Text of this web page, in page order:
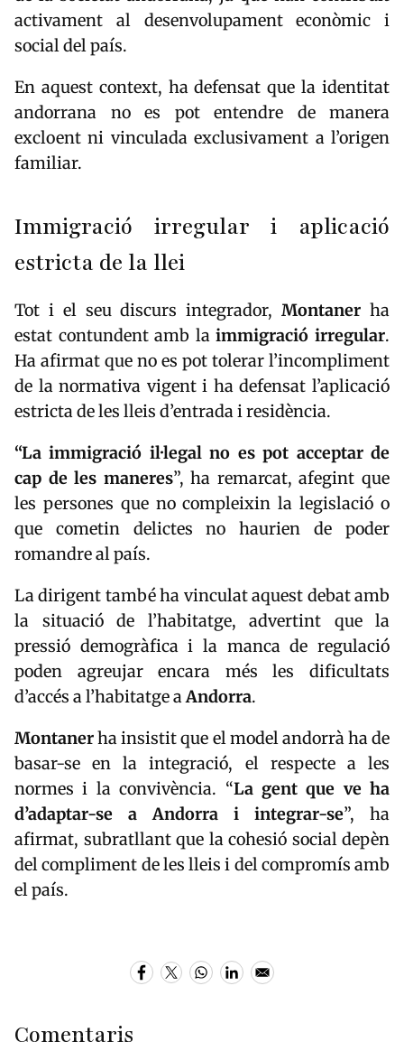
activament al desenvolupament econòmic i
social del país.
En aquest context, ha defensat que la identitat
andorrana no es pot entendre de manera
excloent ni vinculada exclusivament a l’origen
familiar.
Immigració irregular i aplicació
estricta de la llei
Tot i el seu discurs integrador,Montaner ha
estat contundent amb laimmigració irregular.
Ha afirmat que no es pot tolerar l’incompliment
de la normativa vigent i ha defensat l’aplicació
estricta de les lleis d’entrada i residència.
“La immigració il·legal no es pot acceptar de
cap de les maneres”, ha remarcat, afegint que
les persones que no compleixin la legislació o
que cometin delictes no haurien de poder
romandre al país.
La dirigent també ha vinculat aquest debat amb
la situació de l’habitatge, advertint que la
pressió demogràfica i la manca de regulació
poden agreujar encara més les dificultats
d’accés a l’habitatge aAndorra.
Montanerha insistit que el model andorrà ha de
basar-se en la integració, el respecte a les
normes i la convivència. “La gent que ve ha
d’adaptar-se a Andorra i integrar-se”, ha
afirmat, subratllant que la cohesió social depèn
del compliment de les lleis i del compromís amb
el país.
Comentaris